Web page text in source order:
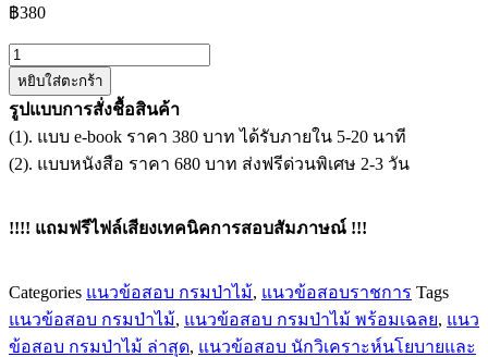
฿380
จำนวน
แนว
ข้อสอบ
นัก
วิเคราะห์
และ
ป่า
ไม้
หยิบใส่ตะกร้า
รูปแบบการสั่งชื้อสินค้า
(1). แบบ e-book ราคา 380 บาท ได้รับภายใน 5-20 นาที
(2). แบบหนังสือ ราคา 680 บาท ส่งฟรีด่วนพิเศษ 2-3 วัน
!!!! แถมฟรีไฟล์เสียงเทคนิคการสอบสัมภาษณ์ !!!
Categories แนวข้อสอบ กรมป่าไม้, แนวข้อสอบราชการ Tags
แนวข้อสอบ กรมป่าไม้, แนวข้อสอบ กรมป่าไม้ พร้อมเฉลย, แนว
ข้อสอบ กรมป่าไม้ ล่าสุด, แนวข้อสอบ นักวิเคราะห์นโยบายและ